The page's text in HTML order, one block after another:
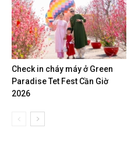
Check in cháy máy ở Green
Paradise Tet Fest Cần Giờ
2026